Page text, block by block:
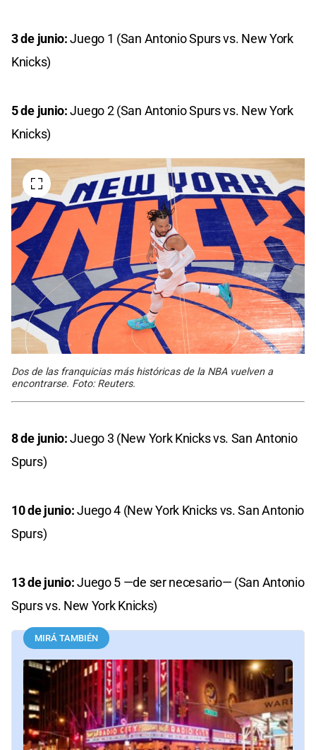
3 de junio:Juego 1 (San Antonio Spurs vs. New York
Knicks)
5 de junio:Juego 2 (San Antonio Spurs vs. New York
Knicks)
Dos de las franquicias más históricas de la NBA vuelven a
encontrarse. Foto: Reuters.
8 de junio:Juego 3 (New York Knicks vs. San Antonio
Spurs)
10 de junio:Juego 4 (New York Knicks vs. San Antonio
Spurs)
13 de junio:Juego 5 —de ser necesario— (San Antonio
Spurs vs. New York Knicks)
MIRÁ TAMBIÉN